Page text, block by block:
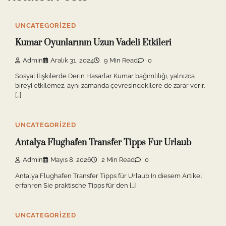
UNCATEGORIZED
Kumar Oyunlarının Uzun Vadeli Etkileri
Admin Aralık 31, 2024 9 Min Read 0
Sosyal İlişkilerde Derin Hasarlar Kumar bağımlılığı, yalnızca
bireyi etkilemez, aynı zamanda çevresindekilere de zarar verir.
[…]
UNCATEGORIZED
Antalya Flughafen Transfer Tipps Fur Urlaub
Admin Mayıs 8, 2026 2 Min Read 0
Antalya Flughafen Transfer Tipps für Urlaub In diesem Artikel
erfahren Sie praktische Tipps für den […]
UNCATEGORIZED